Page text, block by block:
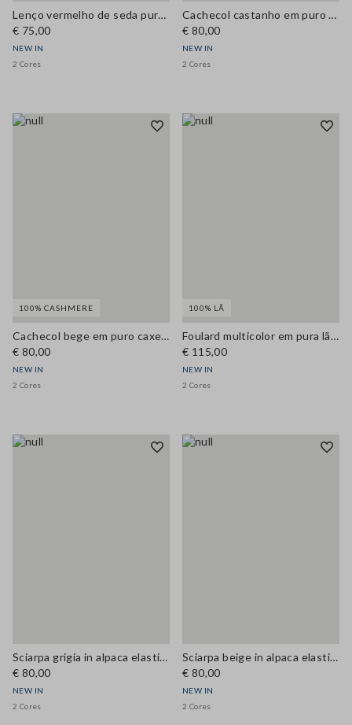
Lenço vermelho de seda pura com bolinhas
€ 75,00
NEW IN
2 Cores
Cachecol castanho em puro caxemira
€ 80,00
NEW IN
2 Cores
100% CASHMERE
Cachecol bege em puro caxemira
€ 80,00
NEW IN
2 Cores
100% LÃ
Foulard multicolor em pura lã com estampado floral
€ 115,00
NEW IN
2 Cores
Sciarpa grigia in alpaca elasticizzata
€ 80,00
NEW IN
2 Cores
Sciarpa beige in alpaca elasticizzata
€ 80,00
NEW IN
2 Cores